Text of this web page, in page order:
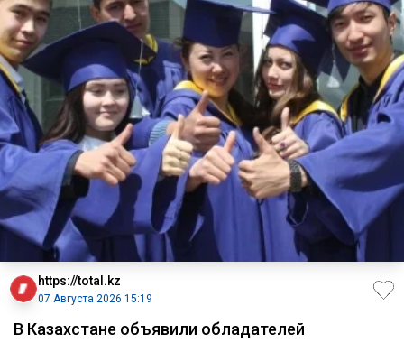
https://total.kz
07 Августа 2026 15:19
В Казахстане объявили обладателей